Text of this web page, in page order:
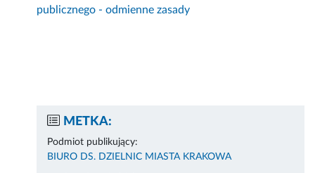
publicznego - odmienne zasady
METKA:
Podmiot publikujący:
BIURO DS. DZIELNIC MIASTA KRAKOWA